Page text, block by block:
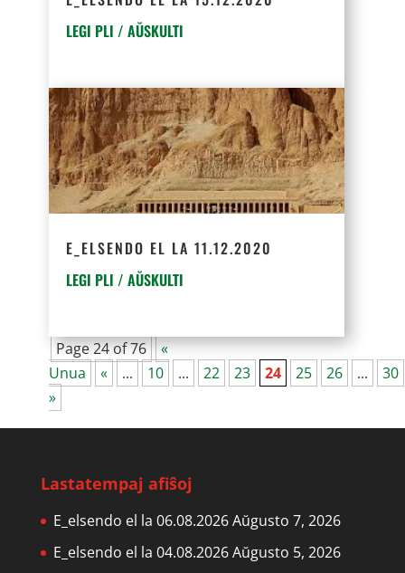
LEGI PLI / AŬSKULTI
E_ELSENDO EL LA 11.12.2020
LEGI PLI / AŬSKULTI
Page 24 of 76
«
Unua
« ... 10 ... 22 23 24 25 26 ...
30
»
Lastatempaj afiŝoj
E_elsendo el la 06.08.2026Aŭgusto 7, 2026
E_elsendo el la 04.08.2026Aŭgusto 5, 2026